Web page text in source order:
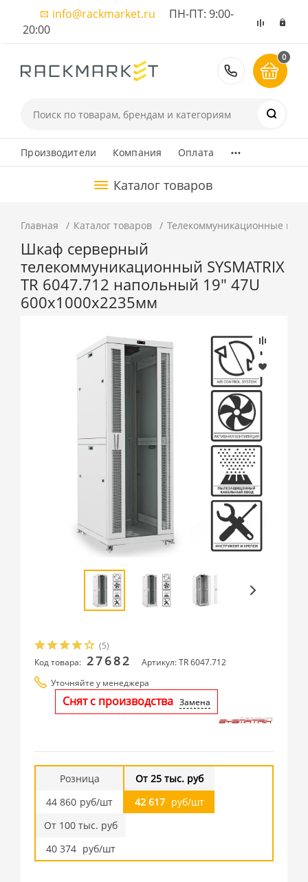
info@rackmarket.ru ПН-ПТ: 9:00-
20:00
8 (495)
0
Производители Компания Оплата ...
Каталог товаров
Главная Каталог товаров Телекоммуникационные
Шкаф серверный
телекоммуникационный SYSMATRIX
TR 6047.712 напольный 19" 47U
600x1000x2235мм
(5)
Код товара: 27682
Артикул: TR 6047.712
Уточняйте у менеджера
Снят с производства Замена
Розница
44 860 руб/шт
От 25 тыс. руб
42 617 руб/шт
От 100 тыс. руб
40 374 руб/шт